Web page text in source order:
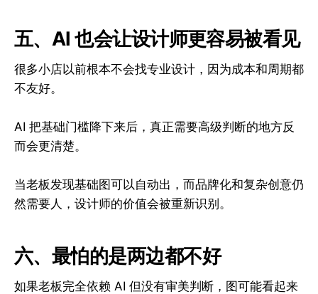
五、AI 也会让设计师更容易被看见
很多小店以前根本不会找专业设计，因为成本和周期都
不友好。
AI 把基础门槛降下来后，真正需要高级判断的地方反
而会更清楚。
当老板发现基础图可以自动出，而品牌化和复杂创意仍
然需要人，设计师的价值会被重新识别。
六、最怕的是两边都不好
如果老板完全依赖 AI 但没有审美判断，图可能看起来